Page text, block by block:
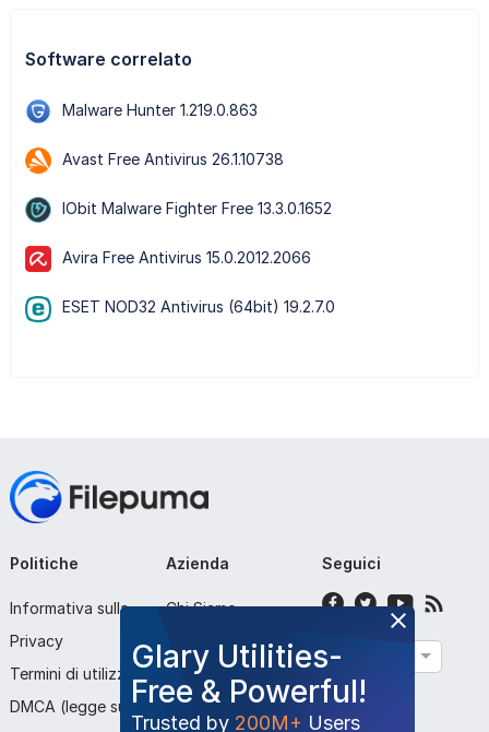
Software correlato
Malware Hunter 1.219.0.863
Avast Free Antivirus 26.1.10738
IObit Malware Fighter Free 13.3.0.1652
Avira Free Antivirus 15.0.2012.2066
ESET NOD32 Antivirus (64bit) 19.2.7.0
Glary Utilities-
Free & Powerful!
Trusted by 200M+ Users
Politiche
Informativa sulla
Privacy
Termini di utilizzo
DMCA (legge sul
Azienda
Chi Siamo
Contattaci
Invia Programma
Seguici